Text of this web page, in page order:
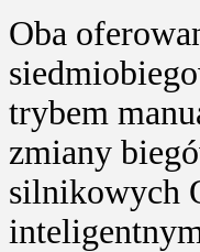
Oba
trybem
zmiany
silnikowych